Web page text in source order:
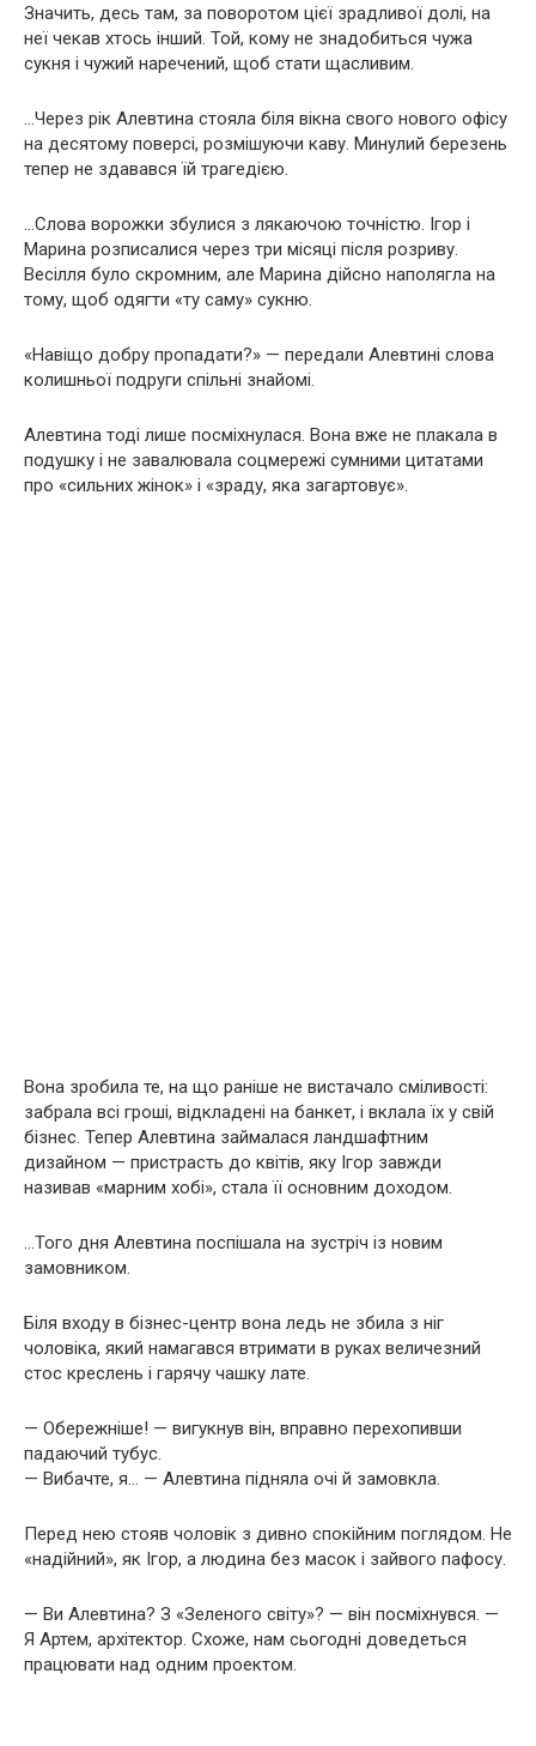
Значить, десь там, за поворотом цієї зрадливої долі, на
неї чекав хтось інший. Той, кому не знадобиться чужа
сукня і чужий наречений, щоб стати щасливим.
…Через рік Алевтина стояла біля вікна свого нового офісу
на десятому поверсі, розмішуючи каву. Минулий березень
тепер не здавався їй трагедією.
…Слова ворожки збулися з лякаючою точністю. Ігор і
Марина розписалися через три місяці після розриву.
Весілля було скромним, але Марина дійсно наполягла на
тому, щоб одягти «ту саму» сукню.
«Навіщо добру пропадати?» — передали Алевтині слова
колишньої подруги спільні знайомі.
Алевтина тоді лише посміхнулася. Вона вже не плакала в
подушку і не завалювала соцмережі сумними цитатами
про «сильних жінок» і «зраду, яка загартовує».
Вона зробила те, на що раніше не вистачало сміливості:
забрала всі гроші, відкладені на банкет, і вклала їх у свій
бізнес. Тепер Алевтина займалася ландшафтним
дизайном — пристрасть до квітів, яку Ігор завжди
називав «марним хобі», стала її основним доходом.
…Того дня Алевтина поспішала на зустріч із новим
замовником.
Біля входу в бізнес-центр вона ледь не збила з ніг
чоловіка, який намагався втримати в руках величезний
стос креслень і гарячу чашку лате.
— Обережніше! — вигукнув він, вправно перехопивши
падаючий тубус.
— Вибачте, я… — Алевтина підняла очі й замовкла.
Перед нею стояв чоловік з дивно спокійним поглядом. Не
«надійний», як Ігор, а людина без масок і зайвого пафосу.
— Ви Алевтина? З «Зеленого світу»? — він посміхнувся. —
Я Артем, архітектор. Схоже, нам сьогодні доведеться
працювати над одним проектом.